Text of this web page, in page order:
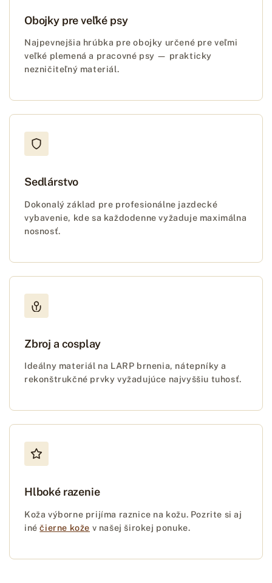
Obojky pre veľké psy
Najpevnejšia hrúbka pre obojky určené pre veľmi
veľké plemená a pracovné psy — prakticky
nezničiteľný materiál.
Sedlárstvo
Dokonalý základ pre profesionálne jazdecké
vybavenie, kde sa každodenne vyžaduje maximálna
nosnosť.
Zbroj a cosplay
Ideálny materiál na LARP brnenia, nátepníky a
rekonštrukčné prvky vyžadujúce najvyššiu tuhosť.
Hlboké razenie
Koža výborne prijíma raznice na kožu. Pozrite si aj
inéčierne kože v našej širokej ponuke.